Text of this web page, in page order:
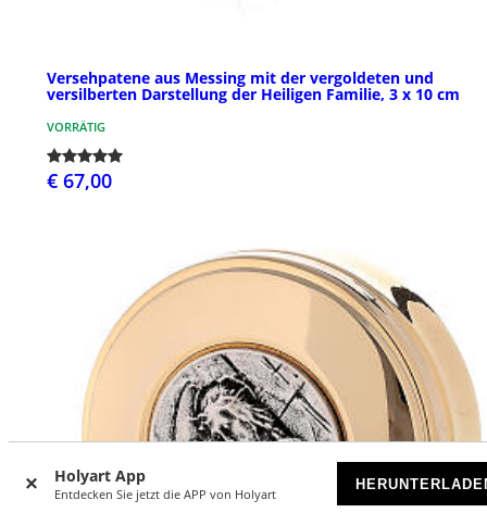
Holyart App
Entdecken Sie jetzt die APP von Holyart
Versehpatene aus Messing mit der vergoldeten und
versilberten Darstellung der Heiligen Familie, 3 x 10 cm
VORRÄTIG
€ 67,00